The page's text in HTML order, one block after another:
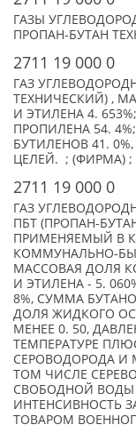
ГАЗЫ
ПРОПАН-БУТАН
2711 19 000 0
ГАЗ
ТЕХНИЧЕСКИЙ) ,
И ЭТИЛЕНА 4.
ПРОПИЛЕНА 54.
БУТИЛЕНОВ 41.
ЦЕЛЕЙ. ; (ФИРМА) ;
2711 19 000 0
ГАЗ
ПБТ (ПРОПАН-
ПРИМЕНЯЕМЫЙ В
КОММУНАЛЬНО-
МАССОВАЯ ДОЛЯ
И ЭТИЛЕНА - 5.
8%, СУММА
ДОЛЯ ЖИДКОГО
МЕНЕЕ 0. 50,
ТЕМПЕРАТУРЕ
СЕРОВОДОРОДА И
ТОМ ЧИСЛЕ
СВОБОДНОЙ ВОДЫ
ИНТЕНСИВНОСТЬ
ТОВАРОМ